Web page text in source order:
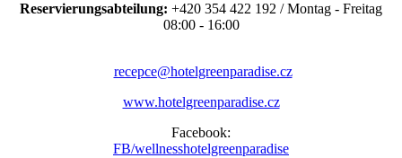
Reservierungsabteilung: +420 354 422 192 / Montag - Freitag
08:00 - 16:00
recepce@hotelgreenparadise.cz
www.hotelgreenparadise.cz
Facebook:
FB/wellnesshotelgreenparadise